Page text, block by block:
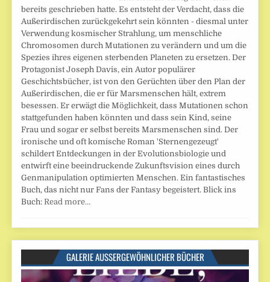
bereits geschrieben hatte. Es entsteht der Verdacht, dass die
Außerirdischen zurückgekehrt sein könnten - diesmal unter
Verwendung kosmischer Strahlung, um menschliche
Chromosomen durch Mutationen zu verändern und um die
Spezies ihres eigenen sterbenden Planeten zu ersetzen. Der
Protagonist Joseph Davis, ein Autor populärer
Geschichtsbücher, ist von den Gerüchten über den Plan der
Außerirdischen, die er für Marsmenschen hält, extrem
besessen. Er erwägt die Möglichkeit, dass Mutationen schon
stattgefunden haben könnten und dass sein Kind, seine
Frau und sogar er selbst bereits Marsmenschen sind. Der
ironische und oft komische Roman 'Sternengezeugt'
schildert Entdeckungen in der Evolutionsbiologie und
entwirft eine beeindruckende Zukunftsvision eines durch
Genmanipulation optimierten Menschen. Ein fantastisches
Buch, das nicht nur Fans der Fantasy begeistert. Blick ins
Buch:Read more…
GALERIE AUSSERGEWÖHNLICHER BÜCHER